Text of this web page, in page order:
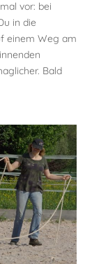
vor: bei
in die
einem Weg am
Bald